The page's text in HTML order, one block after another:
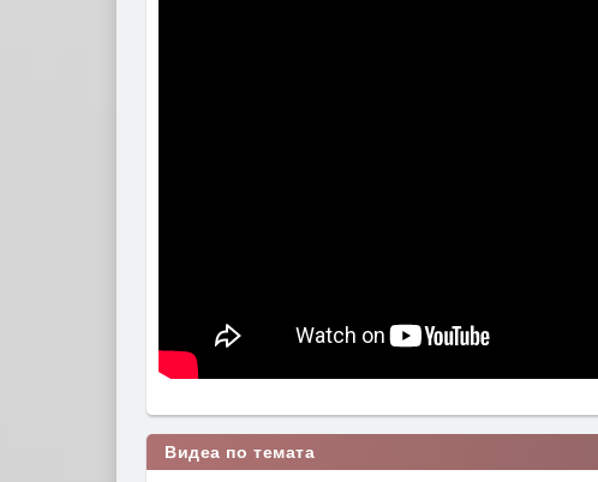
Видеа по темата